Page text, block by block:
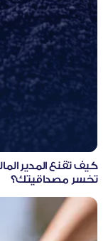
كيف تقنع المدير
تخسر مصداقيتك؟